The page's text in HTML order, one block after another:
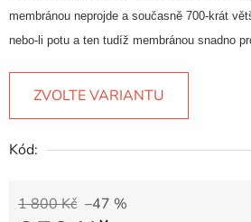
membránou neprojde a současně 700-krát
nebo-li potu a ten tudíž membránou snadno
ZVOLTE VARIANTU
Kód:
1 800 Kč –47 %